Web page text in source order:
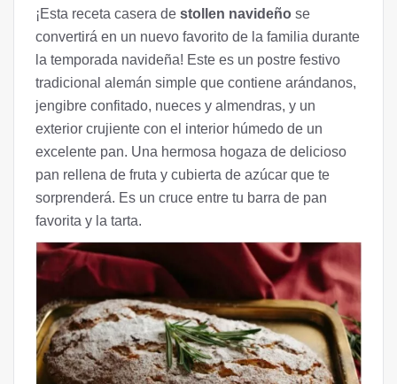
¡Esta receta casera de stollen navideño se
convertirá en un nuevo favorito de la familia durante
la temporada navideña! Este es un postre festivo
tradicional alemán simple que contiene arándanos,
jengibre confitado, nueces y almendras, y un
exterior crujiente con el interior húmedo de un
excelente pan. Una hermosa hogaza de delicioso
pan rellena de fruta y cubierta de azúcar que te
sorprenderá. Es un cruce entre tu barra de pan
favorita y la tarta.